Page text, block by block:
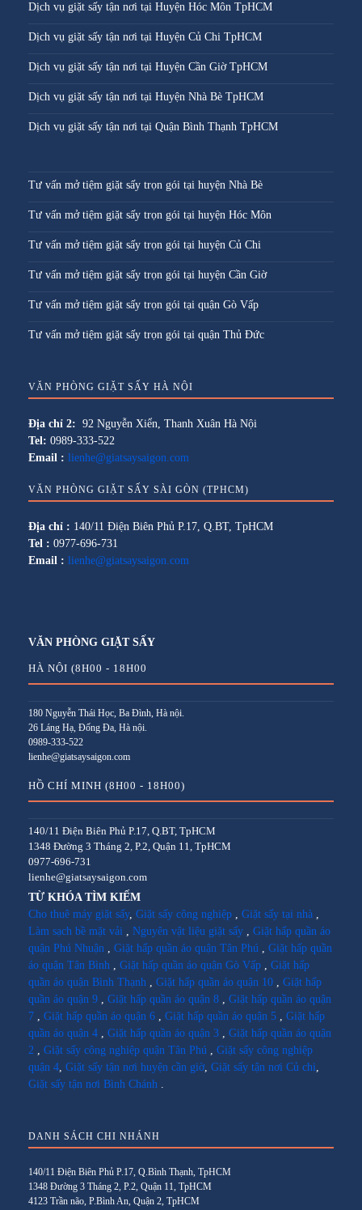
Dịch vụ giặt sấy tận nơi tại Huyện Hóc Môn TpHCM
Dịch vụ giặt sấy tận nơi tại Huyện Củ Chi TpHCM
Dịch vụ giặt sấy tận nơi tại Huyện Cần Giờ TpHCM
Dịch vụ giặt sấy tận nơi tại Huyện Nhà Bè TpHCM
Dịch vụ giặt sấy tận nơi tại Quận Bình Thạnh TpHCM
Tư vấn mở tiệm giặt sấy trọn gói tại huyện Nhà Bè
Tư vấn mở tiệm giặt sấy trọn gói tại huyện Hóc Môn
Tư vấn mở tiệm giặt sấy trọn gói tại huyện Củ Chi
Tư vấn mở tiệm giặt sấy trọn gói tại huyện Cần Giờ
Tư vấn mở tiệm giặt sấy trọn gói tại quận Gò Vấp
Tư vấn mở tiệm giặt sấy trọn gói tại quận Thủ Đức
VĂN PHÒNG GIẶT SẤY HÀ NỘI
Địa chỉ 2: 92 Nguyễn Xiển, Thanh Xuân Hà Nội
Tel: 0989-333-522
Email : lienhe@giatsaysaigon.com
VĂN PHÒNG GIẶT SẤY SÀI GÒN (TPHCM)
Địa chỉ : 140/11 Điện Biên Phủ P.17, Q.BT, TpHCM
Tel : 0977-696-731
Email : lienhe@giatsaysaigon.com
VĂN PHÒNG GIẶT SẤY
HÀ NỘI (8H00 - 18H00
180 Nguyễn Thái Học, Ba Đình, Hà nội.
26 Láng Hạ, Đống Đa, Hà nội.
0989-333-522
lienhe@giatsaysaigon.com
HỒ CHÍ MINH (8H00 - 18H00)
140/11 Điện Biên Phủ P.17, Q.BT, TpHCM
1348 Đường 3 Tháng 2, P.2, Quận 11, TpHCM
0977-696-731
lienhe@giatsaysaigon.com
TỪ KHÓA TÌM KIẾM
Cho thuê máy giặt sấy, Giặt sấy công nghiệp , Giặt sấy tại nhà ,
Làm sạch bề mặt vải , Nguyên vật liệu giặt sấy , Giặt hấp quần áo
quận Phú Nhuận , Giặt hấp quần áo quận Tân Phú , Giặt hấp quần
áo quận Tân Bình , Giặt hấp quần áo quận Gò Vấp , Giặt hấp
quần áo quận Bình Thạnh , Giặt hấp quần áo quận 10 , Giặt hấp
quần áo quận 9 , Giặt hấp quần áo quận 8 , Giặt hấp quần áo quận
7 , Giặt hấp quần áo quận 6 , Giặt hấp quần áo quận 5 , Giặt hấp
quần áo quận 4 , Giặt hấp quần áo quận 3 , Giặt hấp quần áo quận
2 , Giặt sấy công nghiệp quận Tân Phú , Giặt sấy công nghiệp
quận 4, Giặt sấy tận nơi huyện cần giờ, Giặt sấy tận nơi Củ chi,
Giặt sấy tận nơi Bình Chánh .
DANH SÁCH CHI NHÁNH
140/11 Điện Biên Phủ P.17, Q.Bình Thạnh, TpHCM
1348 Đường 3 Tháng 2, P.2, Quận 11, TpHCM
4123 Trần não, P.Bình An, Quận 2, TpHCM